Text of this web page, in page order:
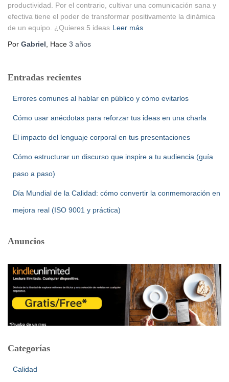
productividad. Por el contrario, cultivar una comunicación sana y
efectiva tiene el poder de transformar positivamente la dinámica
de un equipo. ¿Quieres 5 ideas Leer más
Por Gabriel , Hace 3 años
Entradas recientes
Errores comunes al hablar en público y cómo evitarlos
Cómo usar anécdotas para reforzar tus ideas en una charla
El impacto del lenguaje corporal en tus presentaciones
Cómo estructurar un discurso que inspire a tu audiencia (guía
paso a paso)
Día Mundial de la Calidad: cómo convertir la conmemoración en
mejora real (ISO 9001 y práctica)
Anuncios
Categorías
Calidad